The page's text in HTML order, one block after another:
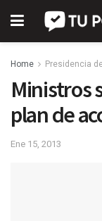
Home Presidencia
Ministros
plan de
Ene 15, 2013